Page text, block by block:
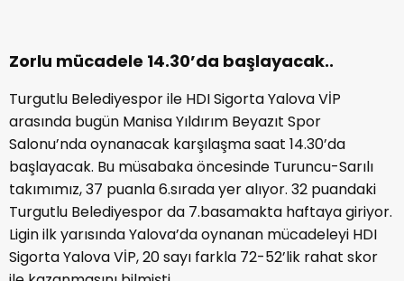
Zorlu mücadele 14.30’da başlayacak..
Turgutlu Belediyespor ile HDI Sigorta Yalova VİP
arasında bugün Manisa Yıldırım Beyazıt Spor
Salonu’nda oynanacak karşılaşma saat 14.30’da
başlayacak. Bu müsabaka öncesinde Turuncu-Sarılı
takımımız, 37 puanla 6.sırada yer alıyor. 32 puandaki
Turgutlu Belediyespor da 7.basamakta haftaya giriyor.
Ligin ilk yarısında Yalova’da oynanan mücadeleyi HDI
Sigorta Yalova VİP, 20 sayı farkla 72-52’lik rahat skor